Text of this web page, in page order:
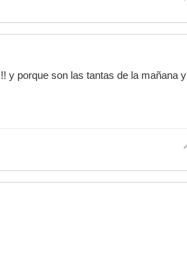
y porque son las tantas de la mañana y